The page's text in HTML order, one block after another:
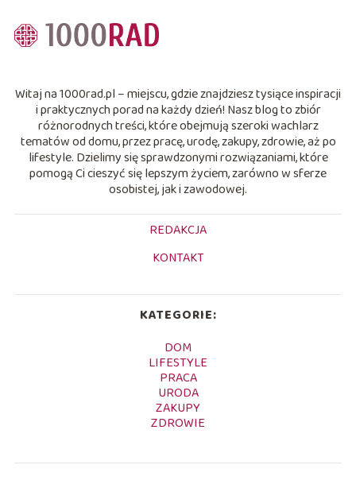
Witaj na 1000rad.pl – miejscu, gdzie znajdziesz tysiące inspiracji
i praktycznych porad na każdy dzień! Nasz blog to zbiór
różnorodnych treści, które obejmują szeroki wachlarz
tematów od domu, przez pracę, urodę, zakupy, zdrowie, aż po
lifestyle. Dzielimy się sprawdzonymi rozwiązaniami, które
pomogą Ci cieszyć się lepszym życiem, zarówno w sferze
osobistej, jak i zawodowej.
REDAKCJA
KONTAKT
KATEGORIE:
DOM
LIFESTYLE
PRACA
URODA
ZAKUPY
ZDROWIE